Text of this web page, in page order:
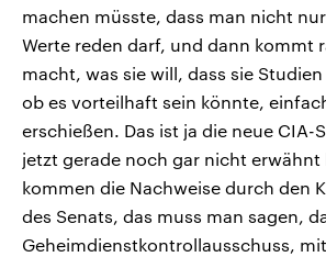
machen müsste, dass man nicht
Werte reden darf, und dann kommt
macht, was sie will, dass sie
ob es vorteilhaft sein könnte,
erschießen. Das ist ja die neue CIA-
jetzt gerade noch gar nicht erwähnt
kommen die Nachweise durch den
des Senats, das muss man sagen,
Geheimdienstkontrollausschuss,